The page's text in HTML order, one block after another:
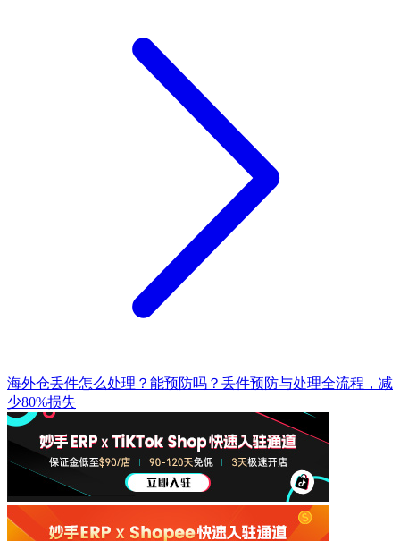
海外仓丢件怎么处理？能预防吗？丢件预防与处理全流程，减
少80%损失